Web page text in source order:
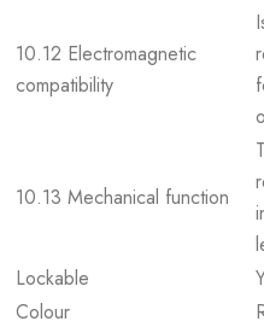
10.12 Electromagnetic
compatibility
10.13 Mechanical function
Lockable
Colour